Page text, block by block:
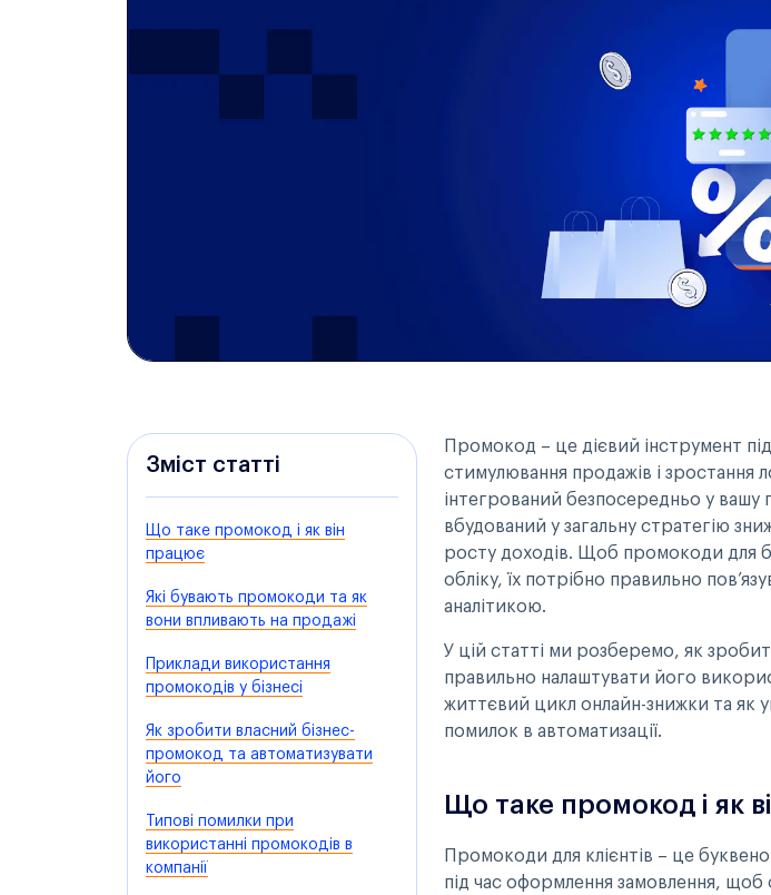
Зміст статті
Що таке промокод і як він
працює
Які бувають промокоди та як
вони впливають на продажі
Приклади використання
промокодів у бізнесі
Як зробити власний бізнес-
промокод та автоматизувати
його
Типові помилки при
використанні промокодів в
компанії
Промокод – це дієвий інструмент
стимулювання продажів і зростання
інтегрований безпосередньо у вашу
вбудований у загальну стратегію
росту доходів. Щоб промокоди для
обліку, їх потрібно правильно
аналітикою.
У цій статті ми розберемо, як
правильно налаштувати його
життєвий цикл онлайн-знижки та як
помилок в автоматизації.
Що таке промокод і як
Промокоди для клієнтів – це
під час оформлення замовлення,